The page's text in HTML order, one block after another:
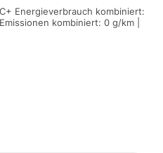
Energieverbrauch kombiniert:
kombiniert: 0 g/km |